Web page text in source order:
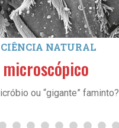
NATURAL
ou “gigante” faminto?